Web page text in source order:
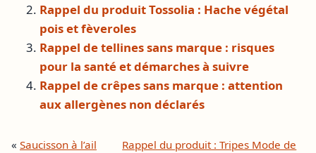
Rappel du produit Tossolia : Hache végétal
pois et fèveroles
Rappel de tellines sans marque : risques
pour la santé et démarches à suivre
Rappel de crêpes sans marque : attention
aux allergènes non déclarés
« Saucisson à l’ail
Rappel du produit : Tripes Mode de